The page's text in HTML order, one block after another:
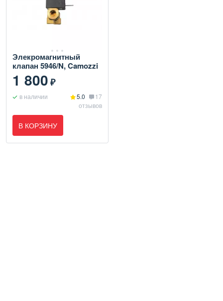
Элекромагнитный
клапан 5946/N, Camozzi
1 800₽
в наличии 5.0
17
отзывов
В КОРЗИНУ